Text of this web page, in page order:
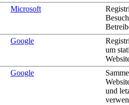
Microsoft
Google
um
Google
und